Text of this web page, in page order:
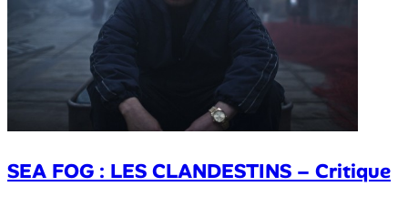
SEA FOG : LES CLANDESTINS – Critique